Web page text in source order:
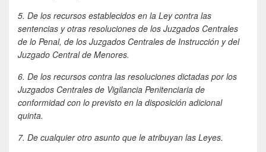
5. De los recursos establecidos en la Ley contra las
sentencias y otras resoluciones de los Juzgados Centrales
de lo Penal, de los Juzgados Centrales de Instrucción y del
Juzgado Central de Menores.
6. De los recursos contra las resoluciones dictadas por los
Juzgados Centrales de Vigilancia Penitenciaria de
conformidad con lo previsto en la disposición adicional
quinta.
7. De cualquier otro asunto que le atribuyan las Leyes.